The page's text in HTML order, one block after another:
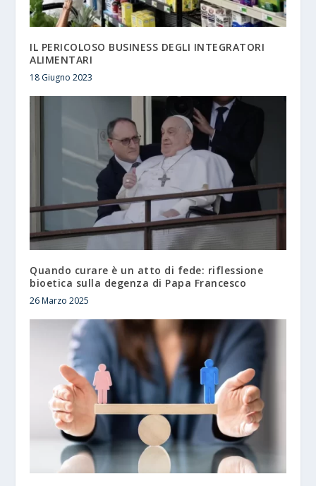
IL PERICOLOSO BUSINESS DEGLI INTEGRATORI
ALIMENTARI
18 Giugno 2023
Quando curare è un atto di fede: riflessione
bioetica sulla degenza di Papa Francesco
26 Marzo 2025